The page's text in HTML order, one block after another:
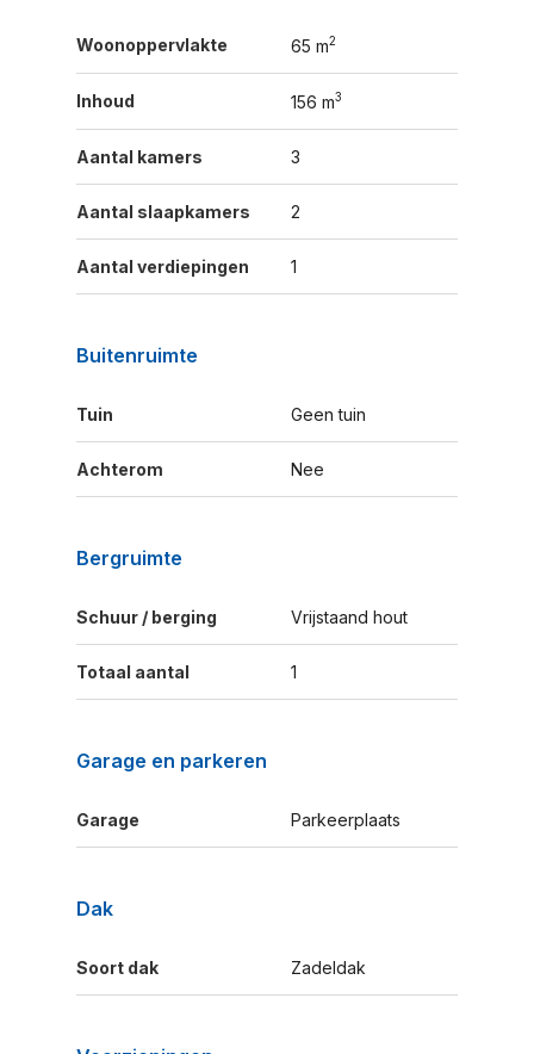
Woonoppervlakte 65 m2
Inhoud 156 m3
Aantal kamers 3
Aantal slaapkamers 2
Aantal verdiepingen 1
Buitenruimte
Tuin Geen tuin
Achterom Nee
Bergruimte
Schuur / berging Vrijstaand hout
Totaal aantal 1
Garage en parkeren
Garage Parkeerplaats
Dak
Soort dak Zadeldak